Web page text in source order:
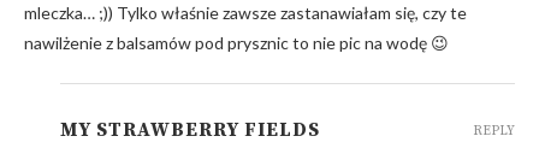
mleczka… ;)) Tylko właśnie zawsze zastanawiałam się, czy te
nawilżenie z balsamów pod prysznic to nie pic na wodę 😉
MY STRAWBERRY FIELDS REPLY